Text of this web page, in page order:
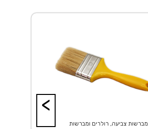
מברשות צביעה, רולרים ומברשות
<